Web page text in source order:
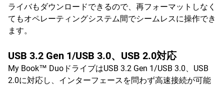
ライバもダウンロードできるので、再フォーマットしなく
てもオペレーティングシステム間でシームレスに操作でき
ます。
USB 3.2 Gen 1/USB 3.0、USB 2.0対応
My Book™ DuoドライブはUSB 3.2 Gen 1/USB 3.0、USB
2.0に対応し、インターフェースを問わず高速接続が可能